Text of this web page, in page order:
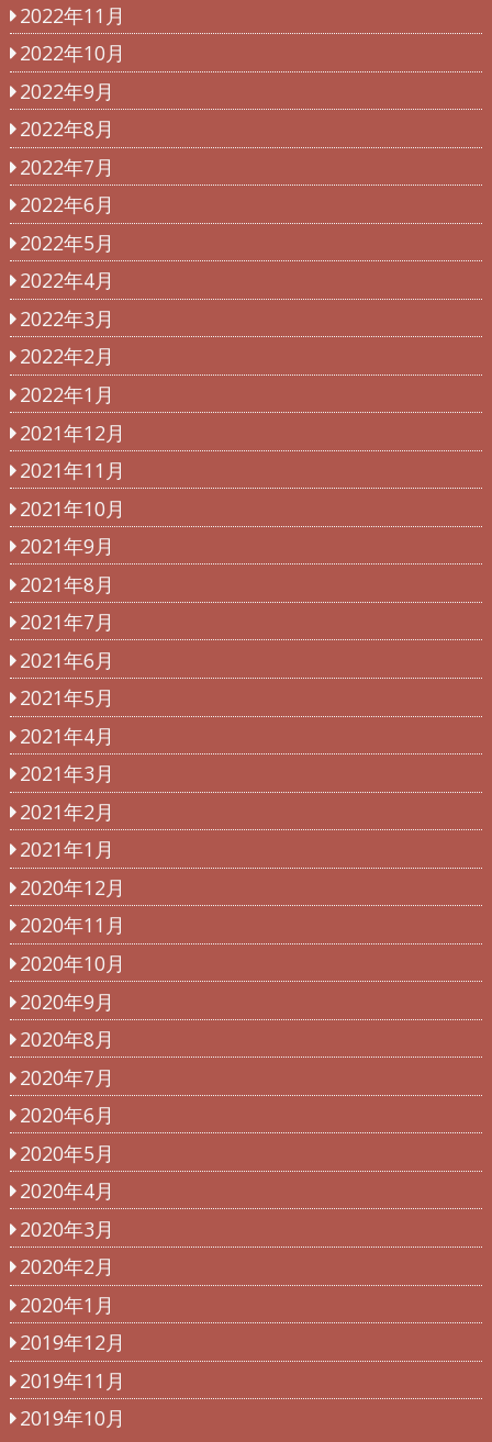
2022年11月
2022年10月
2022年9月
2022年8月
2022年7月
2022年6月
2022年5月
2022年4月
2022年3月
2022年2月
2022年1月
2021年12月
2021年11月
2021年10月
2021年9月
2021年8月
2021年7月
2021年6月
2021年5月
2021年4月
2021年3月
2021年2月
2021年1月
2020年12月
2020年11月
2020年10月
2020年9月
2020年8月
2020年7月
2020年6月
2020年5月
2020年4月
2020年3月
2020年2月
2020年1月
2019年12月
2019年11月
2019年10月